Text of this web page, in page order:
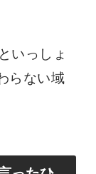
いっしょ
らない域